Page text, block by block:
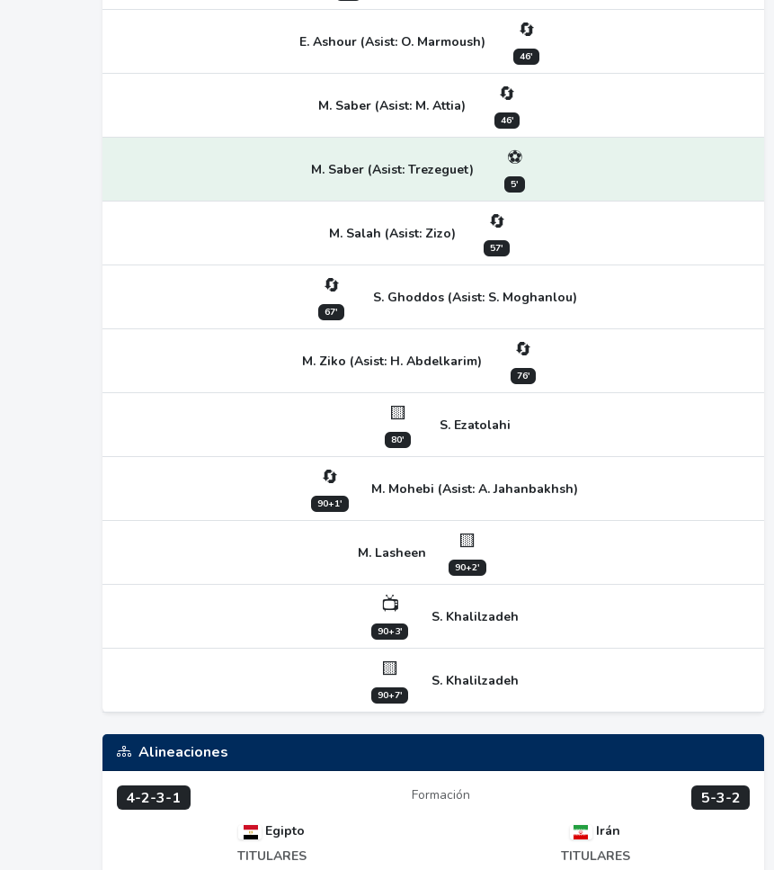
E. Ashour (Asist: O. Marmoush) 🔄
46'
M. Saber (Asist: M. Attia) 🔄
46'
M. Saber (Asist: Trezeguet) ⚽
5'
M. Salah (Asist: Zizo) 🔄
57'
🔄
67'
S. Ghoddos (Asist: S. Moghanlou)
M. Ziko (Asist: H. Abdelkarim) 🔄
76'
🟨
80'
S. Ezatolahi
🔄
90+1'
M. Mohebi (Asist: A. Jahanbakhsh)
M. Lasheen 🟨
90+2'
📺
90+3'
S. Khalilzadeh
🟨
90+7'
S. Khalilzadeh
Alineaciones
4-2-3-1 Formación 5-3-2
Egipto
TITULARES
Irán
TITULARES